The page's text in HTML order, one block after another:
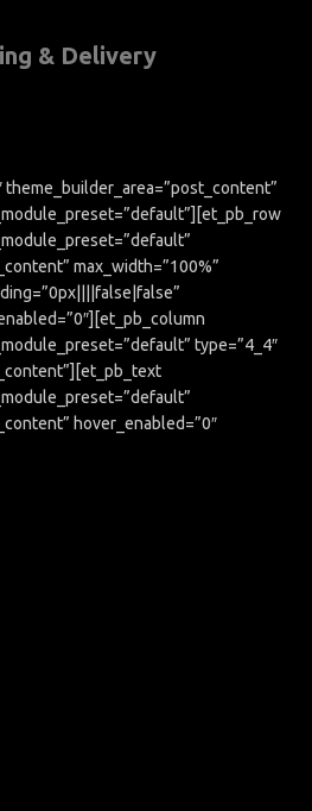
& Delivery
theme_builder_area=”post_content”
max_width=”100%”
type=”4_4″
hover_enabled=”0″